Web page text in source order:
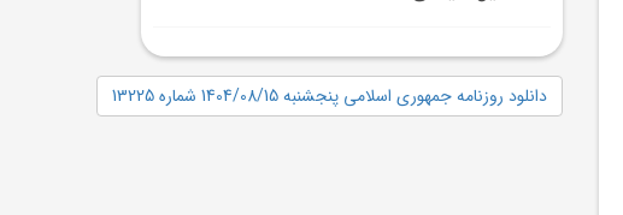
دانلود روزنامه جمهوری اسلامی پنجشنبه 1404/08/15 شماره 13225